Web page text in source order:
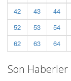
42
43 44
52
53 54
62
63 64
Son Haberler